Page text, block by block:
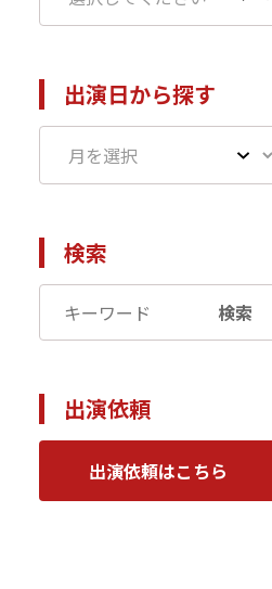
出演日から探す
検索
検索
出演依頼
出演依頼はこちら